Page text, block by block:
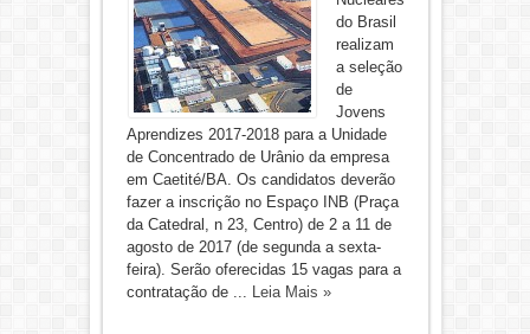
do Brasil
realizam
a seleção
de
Jovens
Aprendizes 2017-2018 para a Unidade
de Concentrado de Urânio da empresa
em Caetité/BA. Os candidatos deverão
fazer a inscrição no Espaço INB (Praça
da Catedral, n 23, Centro) de 2 a 11 de
agosto de 2017 (de segunda a sexta-
feira). Serão oferecidas 15 vagas para a
contratação de ... Leia Mais »